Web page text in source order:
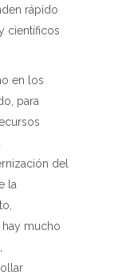
rápido
científicos
en los
para
del
la
mucho